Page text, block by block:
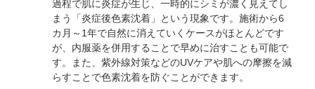
過程で肌に炎症が生じ、一時的にシミが濃く見えてし
まう「炎症後色素沈着」という現象です。施術から6
カ月～1年で自然に消えていくケースがほとんどです
が、内服薬を併用することで早めに治すことも可能で
す。また、紫外線対策などのUVケアや肌への摩擦を減
らすことで色素沈着を防ぐことができます。